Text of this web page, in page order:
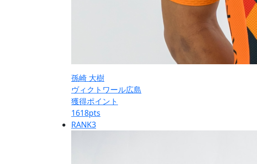
孫崎 大樹
ヴィクトワール広島
獲得ポイント
1618pts
RANK3